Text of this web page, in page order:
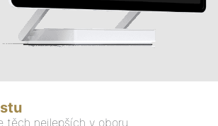
těch nejlepších v oboru